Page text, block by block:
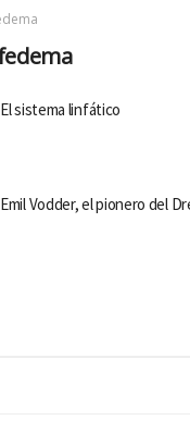
El sistema linfático
Emil Vodder, el pionero del